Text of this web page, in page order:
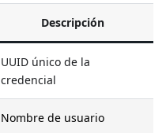
Descripción
UUID único de la
credencial
Nombre de usuario